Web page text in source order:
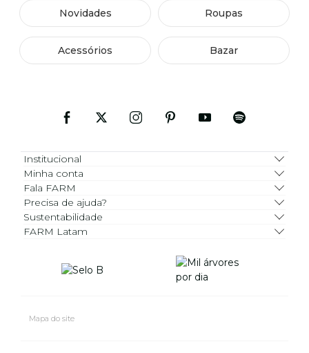
Novidades Roupas
Acessórios Bazar
Institucional
Minha conta
Fala FARM
Precisa de ajuda?
Sustentabilidade
FARM Latam
Mapa do site